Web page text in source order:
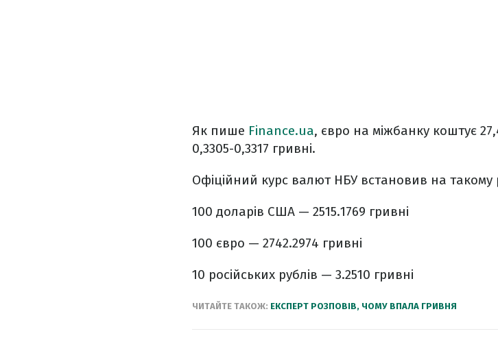
Як пише Finanсe.ua, євро на міжбанку коштує
0,3305-0,3317 гривні.
Офіційний курс валют НБУ встановив на такому
100 доларів США — 2515.1769 гривні
100 євро — 2742.2974 гривні
10 російських рублів — 3.2510 гривні
ЧИТАЙТЕ ТАКОЖ: ЕКСПЕРТ РОЗПОВІВ, ЧОМУ ВПАЛА ГРИВНЯ